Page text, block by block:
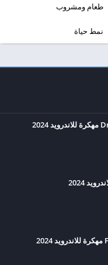
طعام ومشروب
نمط حياة